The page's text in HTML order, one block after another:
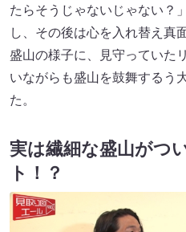
たらそうじゃないじゃない？
し、その後は心を入れ替え真
盛山の様子に、見守っていた
いながらも盛山を鼓舞するう
た。
実は繊細な盛山がつ
ト！？